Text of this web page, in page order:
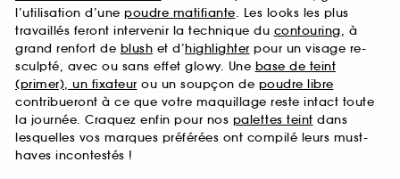
l’utilisation d’une poudre matifiante. Les looks les plus
travaillés feront intervenir la technique du contouring, à
grand renfort de blush et d’highlighter pour un visage re-
sculpté, avec ou sans effet glowy. Une base de teint
(primer), un fixateur ou un soupçon de poudre libre
contribueront à ce que votre maquillage reste intact toute
la journée. Craquez enfin pour nos palettes teint dans
lesquelles vos marques préférées ont compilé leurs must-
haves incontestés !